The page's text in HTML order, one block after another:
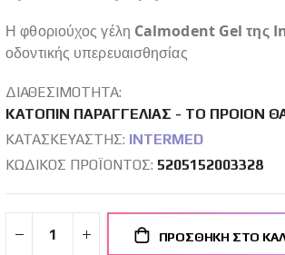
Η φθοριούχος γέλη Calmodent Gel της
οδοντικής υπερευαισθησίας
ΔΙΑΘΕΣΙΜΌΤΗΤΑ:
ΚΑΤΌΠΙΝ ΠΑΡΑΓΓΕΛΊΑΣ - ΤΟ ΠΡΟΙΌΝ
ΚΑΤΑΣΚΕΥΑΣΤΉΣ: INTERMED
ΚΩΔΙΚΌΣ ΠΡΟΪΌΝΤΟΣ 5205152003328
ΠΡΟΣΘΉΚΗ ΣΤΟ